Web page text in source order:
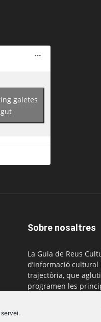
galetes
Sobre nosaltres
La Guia de Reus
d’informació
trajectòria, que
programen les